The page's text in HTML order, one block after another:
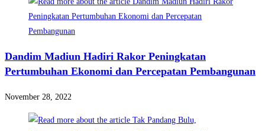
Dandim Madiun Hadiri Rakor Peningkatan
Pertumbuhan Ekonomi dan Percepatan Pembangunan
November 28, 2022